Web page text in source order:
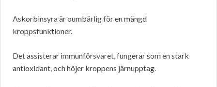
Askorbinsyra är oumbärlig för en mängd
kroppsfunktioner.
Det assisterar immunförsvaret, fungerar som en stark
antioxidant, och höjer kroppens järnupptag.